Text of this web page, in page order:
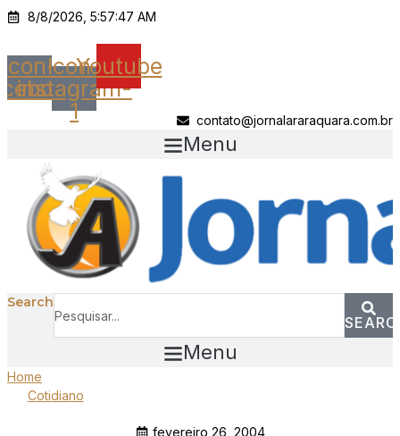
Ir
o
conteúdo
8/8/2026, 5:57:47 AM
Icon-Icon-
instagram-
1
Youtube
contato@jornalararaquara.com.br
Menu
Search
Menu
Home
Cotidiano
fevereiro 26, 2004